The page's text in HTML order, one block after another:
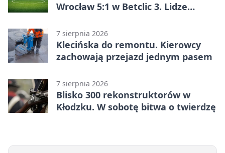
Wrocław 5:1 w Betclic 3. Lidze
porażka wrocławian
7 sierpnia 2026
Klecińska do remontu. Kierowcy
zachowają przejazd jednym pasem
7 sierpnia 2026
Blisko 300 rekonstruktorów w
Kłodzku. W sobotę bitwa o twierdzę